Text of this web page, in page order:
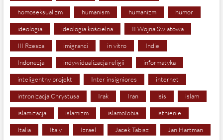
homoseksualizm humanism humanizm humor
ideologia ideologia kościelna II Wojna Światowa
III Rzesza imigranci in vitro Indie
Indonezja indywidualizacja religii informatyka
inteligentny projekt Inter insigniores internet
intronizacja Chrystusa Irak Iran isis islam
islamizacja islamizm islamofobia istnienie
Italia Italy Izrael Jacek Tabisz Jan Hartman